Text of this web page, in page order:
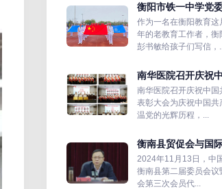
衡阳市铁一中学党
作为一名在衡阳教育
年的老教育工作者，
彭书敏给孩子们写信，...
南华医院召开庆祝
南华医院召开庆祝中
表彰大会为庆祝中国
温党的光辉历程，...
衡南县贸促会与国
2024年11月13日，中
衡南县第二届委员会
会第三次会员代...